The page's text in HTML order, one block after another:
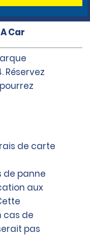
Car
Réservez
de carte
de panne
aux
cas de
pas